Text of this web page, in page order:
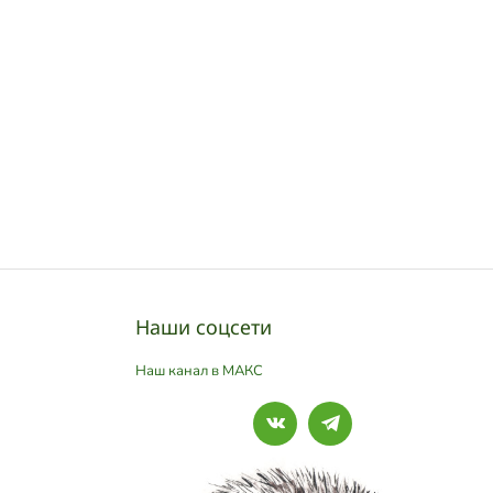
Наши соцсети
Наш канал в МАКС